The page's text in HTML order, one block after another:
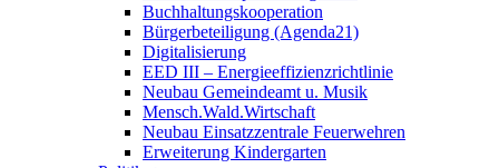
Buchhaltungskooperation
Bürgerbeteiligung (Agenda21)
Digitalisierung
EED III – Energieeffizienzrichtlinie
Neubau Gemeindeamt u. Musik
Mensch.Wald.Wirtschaft
Neubau Einsatzzentrale Feuerwehren
Erweiterung Kindergarten